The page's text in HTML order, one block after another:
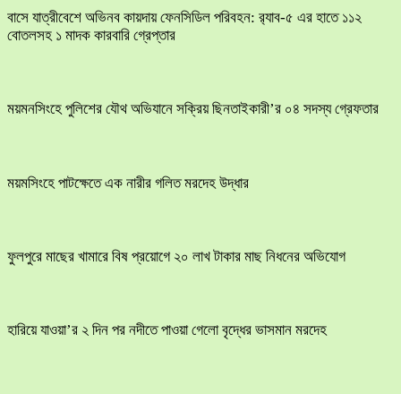
বাসে যাত্রীবেশে অভিনব কায়দায় ফেনসিডিল পরিবহন: র‍্যাব-৫ এর হাতে ১১২
বোতলসহ ১ মাদক কারবারি গ্রেপ্তার
ময়মনসিংহে পুলিশের যৌথ অভিযানে সক্রিয় ছিনতাইকারী’র ০৪ সদস্য গ্রেফতার
ময়মসিংহে পাটক্ষেতে এক নারীর গলিত মরদেহ উদ্ধার
ফুলপুরে মাছের খামারে বিষ প্রয়োগে ২০ লাখ টাকার মাছ নিধনের অভিযোগ
হারিয়ে যাওয়া’র ২ দিন পর নদীতে পাওয়া গেলো বৃদ্ধের ভাসমান মরদেহ